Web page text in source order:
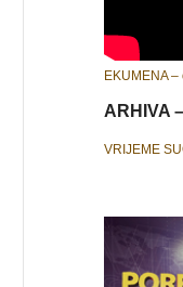
EKUMENA
ARHIVA
VRIJEME